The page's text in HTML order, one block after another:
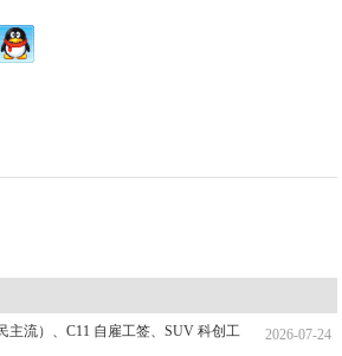
2026-07-24
主流）、C11 自雇工签、SUV 科创工